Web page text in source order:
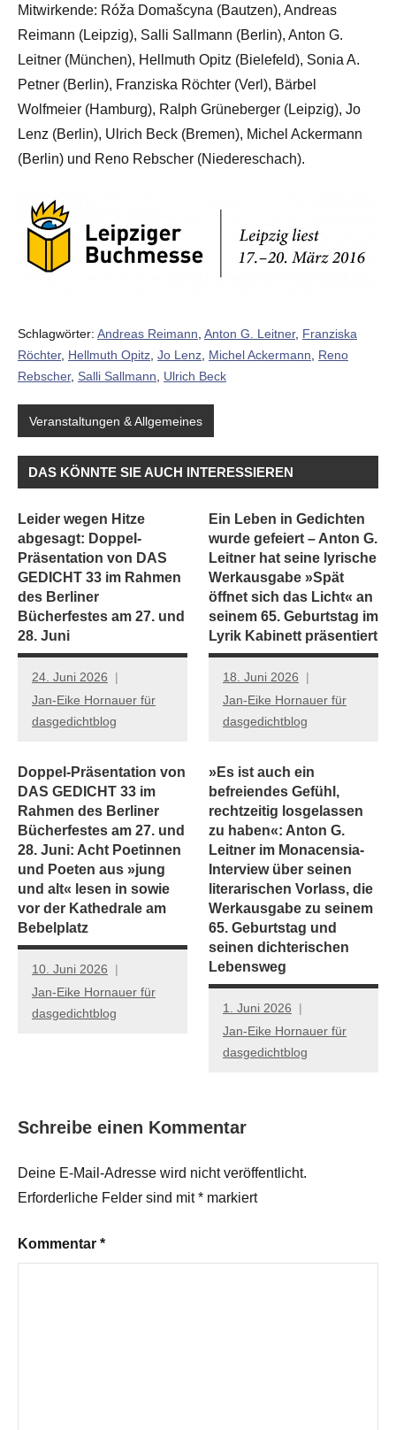
Mitwirkende: Róža Domašcyna (Bautzen), Andreas
Reimann (Leipzig), Salli Sallmann (Berlin), Anton G.
Leitner (München), Hellmuth Opitz (Bielefeld), Sonia A.
Petner (Berlin), Franziska Röchter (Verl), Bärbel
Wolfmeier (Hamburg), Ralph Grüneberger (Leipzig), Jo
Lenz (Berlin), Ulrich Beck (Bremen), Michel Ackermann
(Berlin) und Reno Rebscher (Niedereschach).
Schlagwörter: Andreas Reimann, Anton G. Leitner, Franziska
Röchter, Hellmuth Opitz, Jo Lenz, Michel Ackermann, Reno
Rebscher, Salli Sallmann, Ulrich Beck
Veranstaltungen & Allgemeines
DAS KÖNNTE SIE AUCH INTERESSIEREN
Leider wegen Hitze
abgesagt: Doppel-
Präsentation von DAS
GEDICHT 33 im Rahmen
des Berliner
Bücherfestes am 27. und
28. Juni
24. Juni 2026
Jan-Eike Hornauer für
dasgedichtblog
Ein Leben in Gedichten
wurde gefeiert – Anton G.
Leitner hat seine lyrische
Werkausgabe »Spät
öffnet sich das Licht« an
seinem 65. Geburtstag im
Lyrik Kabinett präsentiert
18. Juni 2026
Jan-Eike Hornauer für
dasgedichtblog
Doppel-Präsentation von
DAS GEDICHT 33 im
Rahmen des Berliner
Bücherfestes am 27. und
28. Juni: Acht Poetinnen
und Poeten aus »jung
und alt« lesen in sowie
vor der Kathedrale am
Bebelplatz
10. Juni 2026
Jan-Eike Hornauer für
dasgedichtblog
»Es ist auch ein
befreiendes Gefühl,
rechtzeitig losgelassen
zu haben«: Anton G.
Leitner im Monacensia-
Interview über seinen
literarischen Vorlass, die
Werkausgabe zu seinem
65. Geburtstag und
seinen dichterischen
Lebensweg
1. Juni 2026
Jan-Eike Hornauer für
dasgedichtblog
Schreibe einen Kommentar
Deine E-Mail-Adresse wird nicht veröffentlicht.
Erforderliche Felder sind mit* markiert
Kommentar *